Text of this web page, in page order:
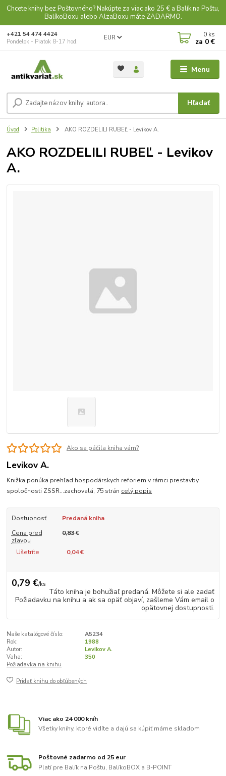
Chcete knihy bez Poštovného? Nakúpte za viac ako 25 € a Balík na Poštu,
BalíkoBoxu alebo AlzaBoxu máte ZADARMO.
Menu
EUR
Hľadať
+421 54 474 4424
Pondelok - Piatok 8-17 hod.
0 ks
za 0 €
Úvod Politika AKO ROZDELILI RUBEĽ - Levikov A.
AKO ROZDELILI RUBEĽ - Levikov
A.
Ako sa páčila kniha vám?
Levikov A.
Knižka ponúka prehľad hospodárskych reforiem v rámci prestavby
spoločnosti ZSSR...zachovalá, 75 strán celý popis
Dostupnosť
Predaná kniha
Cena pred
zľavou
0,83 €
Ušetríte 0,04 €
0,79 €/ks
Táto kniha je bohužiaľ predaná. Môžete si ale zadať
Požiadavku na knihu a ak sa opäť objaví, zašleme Vám email o
opätovnej dostupnosti.
Naše katalógové číslo:
A5234
Rok:
1988
Autor:
Levikov A.
Vaha:
350
Požiadavka na knihu
Pridať knihu do obľúbených
Viac ako 24 000 kníh
Všetky knihy, ktoré vidíte a dajú sa kúpiť máme skladom
Poštovné zadarmo od 25 eur
Platí pre Balík na Poštu, BalíkoBOX a B-POINT